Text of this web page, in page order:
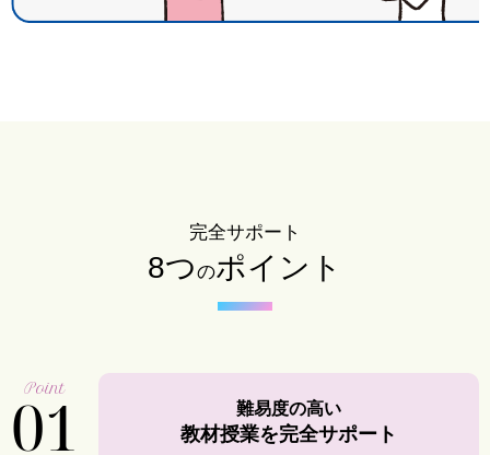
完全サポート
8つのポイント
Point
01 難易度の高い
教材授業を完全サポート